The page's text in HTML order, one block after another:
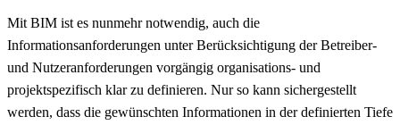
Mit BIM ist es nunmehr notwendig, auch die
Informationsanforderungen unter Berücksichtigung der Betreiber-
und Nutzeranforderungen vorgängig organisations- und
projektspezifisch klar zu definieren. Nur so kann sichergestellt
werden, dass die gewünschten Informationen in der definierten Tiefe